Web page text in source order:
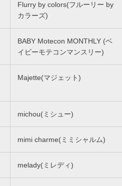
Flurry by colors(フルーリー by
カラーズ)
BABY Motecon MONTHLY (ベ
イビーモテコンマンスリー)
Majette(マジェット)
michou(ミシュー)
mimi charme(ミミシャルム)
melady(ミレディ)